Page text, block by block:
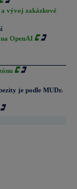
vývoj zakázkové
OpenAI
je podle MUDr.